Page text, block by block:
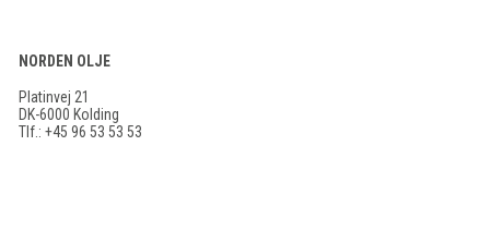
NORDEN OLJE
Platinvej 21
DK-6000 Kolding
Tlf.: +45 96 53 53 53